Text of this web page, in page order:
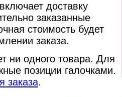
доставку
заказанные
стоимость будет
заказа.
ни одного товара. Для
позиции галочками.
заказа.